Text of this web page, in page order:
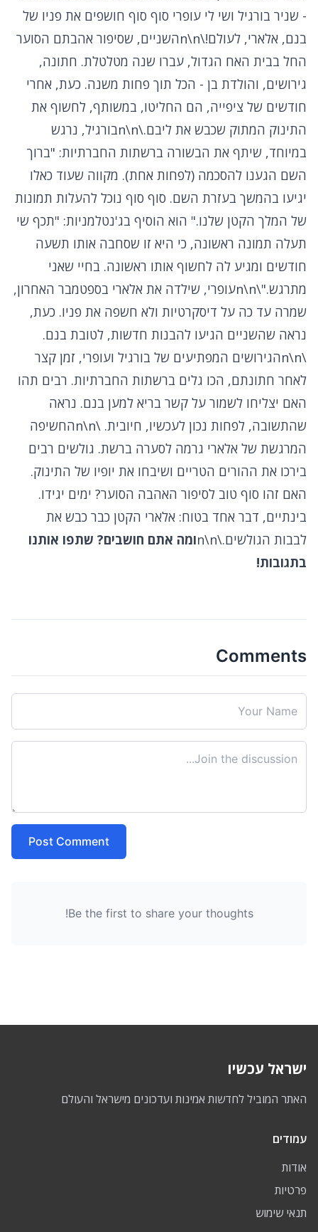
- שניר בורגיל ושי לי עופרי סוף סוף חושפים את פניו של
בנם, אלארי, לעולם!\n\nהשניים, שסיפור אהבתם הסוער
החל בבית האח הגדול, עברו שנה מטלטלת. חתונה,
גירושים, והולדת בן - הכל תוך פחות משנה. כעת, אחרי
חודשים של ציפייה, הם החליטו, במשותף, לחשוף את
התינוק המתוק שכבש את ליבם.\n\nבורגיל, נרגש
במיוחד, שיתף את הבשורה ברשתות החברתיות: "ברוך
השם הגענו להסכמה (לפחות אחת). מקווה שעוד כאלו
יגיעו בהמשך בעזרת השם. סוף סוף נוכל להעלות תמונות
של המלך הקטן שלנו." הוא הוסיף בג'נטלמניות: "תכף שי
תעלה תמונה ראשונה, כי היא זו שסחבה אותו תשעה
חודשים ומגיע לה לחשוף אותו ראשונה. בחיי שאני
מתרגש."\n\nעופרי, שילדה את אלארי בספטמבר האחרון,
שמרה עד כה על דיסקרטיות ולא חשפה את פניו. כעת,
נראה שהשניים הגיעו להבנות חדשות, לטובת בנם.
\n\nהגירושים המפתיעים של בורגיל ועופרי, זמן קצר
לאחר חתונתם, הכו גלים ברשתות החברתיות. רבים תהו
האם יצליחו לשמור על קשר בריא למען בנם. נראה
שהתשובה, לפחות נכון לעכשיו, חיובית. \n\nהחשיפה
המרגשת של אלארי גרמה לסערה ברשת. גולשים רבים
בירכו את ההורים הטריים ושיבחו את יופיו של התינוק.
האם זהו סוף טוב לסיפור האהבה הסוער? ימים יגידו.
בינתיים, דבר אחד בטוח: אלארי הקטן כבר כבש את
לבבות הגולשים.\n\n
ומה אתם חושבים? שתפו אותנו
בתגובות!
Comments
Post Comment
Be the first to share your thoughts!
ישראל עכשיו
האתר המוביל לחדשות אמינות ועדכונים מישראל והעולם
עמודים
אודות
פרטיות
תנאי שימוש